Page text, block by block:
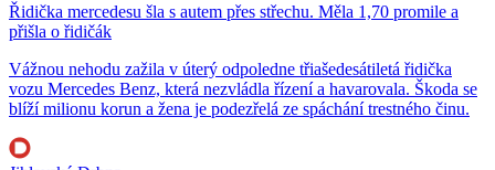
Řidička mercedesu šla s autem přes střechu. Měla 1,70 promile a
přišla o řidičák
Vážnou nehodu zažila v úterý odpoledne třiašedesátiletá řidička
vozu Mercedes Benz, která nezvládla řízení a havarovala. Škoda se
blíží milionu korun a žena je podezřelá ze spáchání trestného činu.